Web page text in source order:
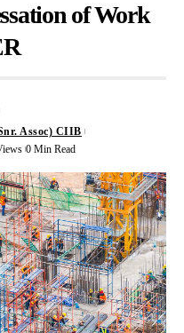
of Work
Assoc) CIIB
0 Min Read